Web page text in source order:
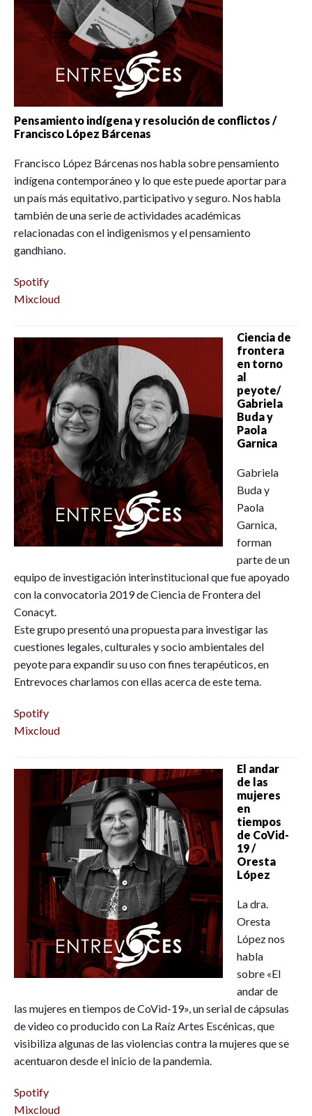
Pensamiento indígena y resolución de conflictos /
Francisco López Bárcenas
Francisco López Bárcenas nos habla sobre pensamiento
indígena contemporáneo y lo que este puede aportar para
un país más equitativo, participativo y seguro. Nos habla
también de una serie de actividades académicas
relacionadas con el indigenismos y el pensamiento
gandhiano.
Spotify
Mixcloud
Ciencia de
frontera
en torno
al
peyote/
Gabriela
Buda y
Paola
Garnica
Gabriela
Buda y
Paola
Garnica,
forman
parte de un
equipo de investigación interinstitucional que fue apoyado
con la convocatoria 2019 de Ciencia de Frontera del
Conacyt.
Este grupo presentó una propuesta para investigar las
cuestiones legales, culturales y socio ambientales del
peyote para expandir su uso con fines terapéuticos, en
Entrevoces charlamos con ellas acerca de este tema.
Spotify
Mixcloud
El andar
de las
mujeres
en
tiempos
de CoVid-
19 /
Oresta
López
La dra.
Oresta
López nos
habla
sobre «El
andar de
las mujeres en tiempos de CoVid-19», un serial de cápsulas
de video co producido con La Raíz Artes Escénicas, que
visibiliza algunas de las violencias contra la mujeres que se
acentuaron desde el inicio de la pandemia.
Spotify
Mixcloud